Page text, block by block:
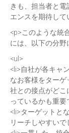
きも、担当者と
エンスを期待して
<p>このような統
には、以下の分
<ul>
<li>自社が各キャ
なお客様をター
社との接点がどこ
っているかも重要
<li>ターゲットと
リーチしやすい